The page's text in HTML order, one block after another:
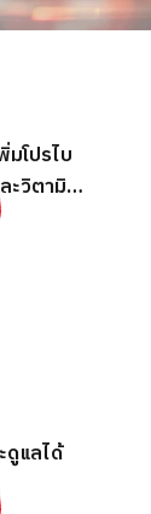
โปรไบ
ะวิตามิน
ดูแลได้